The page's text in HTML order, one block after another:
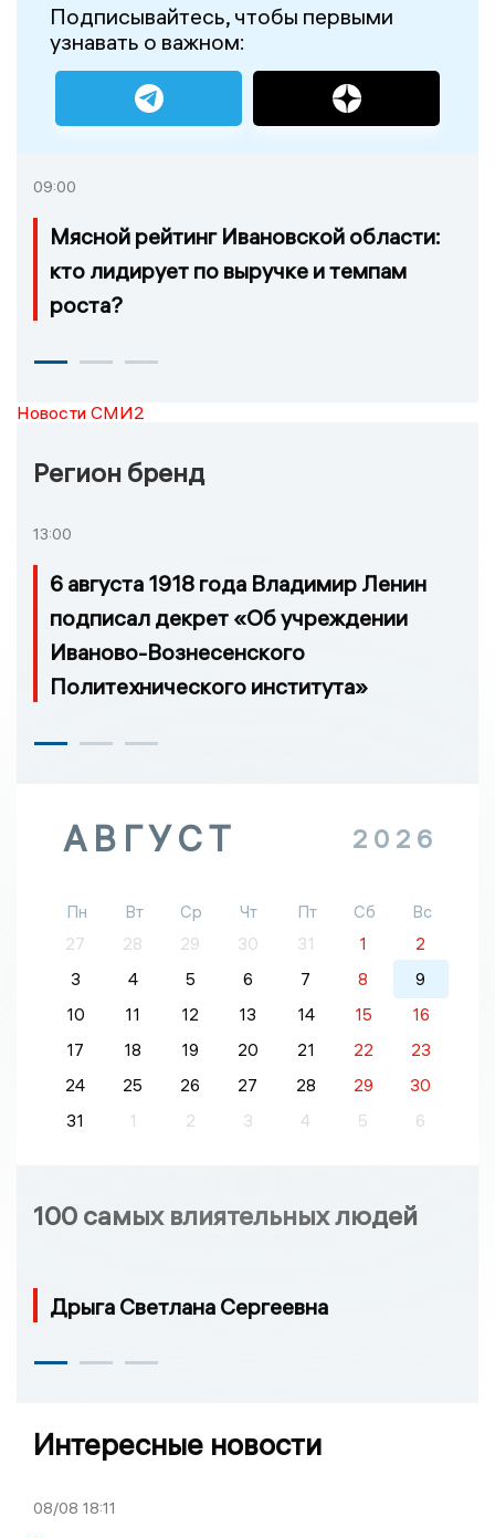
Подписывайтесь, чтобы первыми
узнавать о важном:
09:00
Мясной рейтинг Ивановской области:
кто лидирует по выручке и темпам
роста?
Новости СМИ2
Регион бренд
13:00
6 августа 1918 года Владимир Ленин
подписал декрет «Об учреждении
Иваново-Вознесенского
Политехнического института»
АВГУСТ 2026
Пн Вт Ср Чт Пт Сб
Вс
27
28 29 30 31 1
2
3
4 5 6 7 8
9
10
11 12 13 14 15
16
17
18 19 20 21 22
23
24
25 26 27 28 29
30
31
1 2 3 4 5 6
100 самых влиятельных людей
Дрыга Светлана Сергеевна
Интересные новости
08/08 18:11